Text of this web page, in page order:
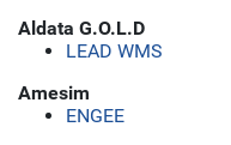
Aldata G.O.L.D
LEAD WMS
Amesim
ENGEE